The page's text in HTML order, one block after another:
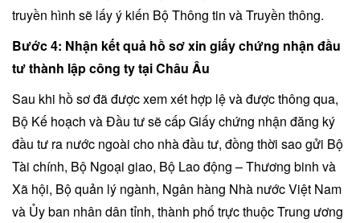
truyền hình sẽ lấy ý kiến Bộ Thông tin và Truyền thông.
Bước 4: Nhận kết quả hồ sơ xin giấy chứng nhận đầu
tư thành lập công ty tại Châu Âu
Sau khi hồ sơ đã được xem xét hợp lệ và được thông qua,
Bộ Kế hoạch và Đầu tư sẽ cấp Giấy chứng nhận đăng ký
đầu tư ra nước ngoài cho nhà đầu tư, đồng thời sao gửi Bộ
Tài chính, Bộ Ngoại giao, Bộ Lao động – Thương binh và
Xã hội, Bộ quản lý ngành, Ngân hàng Nhà nước Việt Nam
và Ủy ban nhân dân tỉnh, thành phố trực thuộc Trung ương